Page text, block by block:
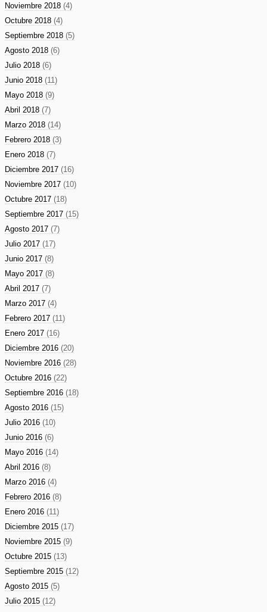
Noviembre 2018 (4)
Octubre 2018 (4)
Septiembre 2018 (5)
Agosto 2018 (6)
Julio 2018 (6)
Junio 2018 (11)
Mayo 2018 (9)
Abril 2018 (7)
Marzo 2018 (14)
Febrero 2018 (3)
Enero 2018 (7)
Diciembre 2017 (16)
Noviembre 2017 (10)
Octubre 2017 (18)
Septiembre 2017 (15)
Agosto 2017 (7)
Julio 2017 (17)
Junio 2017 (8)
Mayo 2017 (8)
Abril 2017 (7)
Marzo 2017 (4)
Febrero 2017 (11)
Enero 2017 (16)
Diciembre 2016 (20)
Noviembre 2016 (28)
Octubre 2016 (22)
Septiembre 2016 (18)
Agosto 2016 (15)
Julio 2016 (10)
Junio 2016 (6)
Mayo 2016 (14)
Abril 2016 (8)
Marzo 2016 (4)
Febrero 2016 (8)
Enero 2016 (11)
Diciembre 2015 (17)
Noviembre 2015 (9)
Octubre 2015 (13)
Septiembre 2015 (12)
Agosto 2015 (5)
Julio 2015 (12)